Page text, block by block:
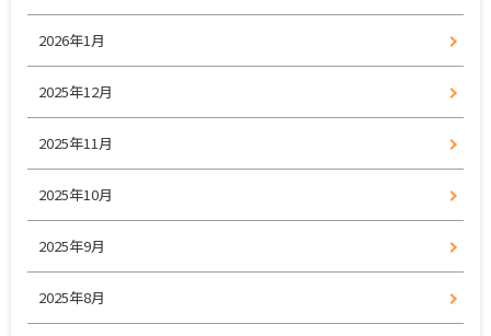
2026年1月
2025年12月
2025年11月
2025年10月
2025年9月
2025年8月